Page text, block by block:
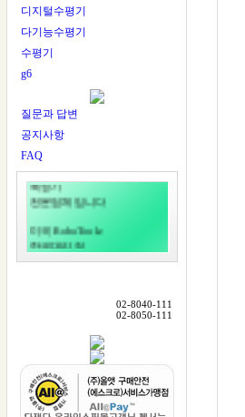
디지털수평기
다기능수평기
수평기
g6
질문과 답변
공지사항
FAQ
다잰다
다잰다는
레이저레벨기
테스트장비
측정기
전문업체입니다
한국대리점
일본 LTC
모두 다~잰다
금속,철근탐지
수분,강도측정
모두 다~잰다
02-8040-111
02-8050-111